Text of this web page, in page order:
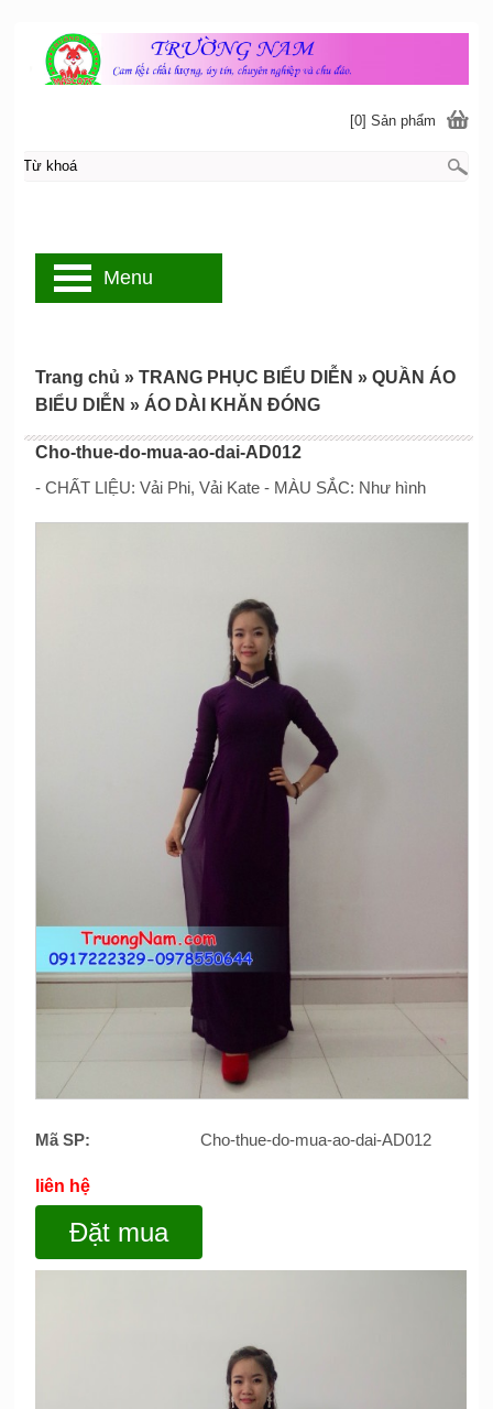
Cho-thue-do-mua-ao-dai-AD012
- CHẤT LIỆU: Vải Phi, Vải Kate - MÀU SẮC: Như hình
Mã SP: Cho-thue-do-mua-ao-dai-AD012
liên hệ
Đặt mua
Trang chủ » TRANG PHỤC BIỂU DIỄN » QUẦN ÁO
BIỂU DIỄN » ÁO DÀI KHĂN ĐÓNG
[0] Sản phẩm
Menu